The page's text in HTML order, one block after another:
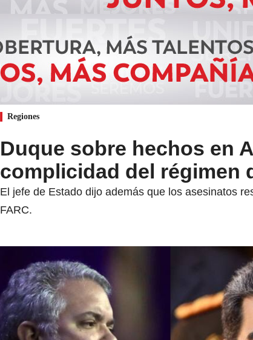
Regiones
Duque sobre hechos en
complicidad del régimen
El jefe de Estado dijo además que los asesinatos
FARC.